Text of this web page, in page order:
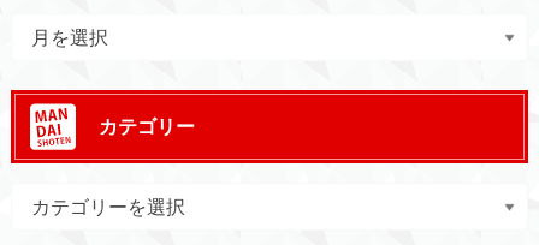
カテゴリー